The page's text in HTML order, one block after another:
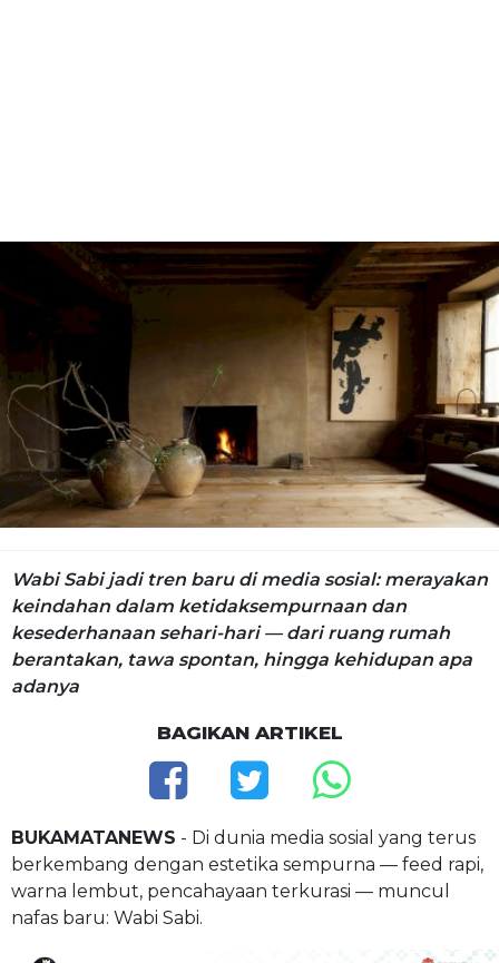
Wabi Sabi jadi tren baru di media sosial: merayakan
keindahan dalam ketidaksempurnaan dan
kesederhanaan sehari-hari — dari ruang rumah
berantakan, tawa spontan, hingga kehidupan apa
adanya
BAGIKAN ARTIKEL
BUKAMATANEWS - Di dunia media sosial yang terus
berkembang dengan estetika sempurna — feed rapi,
warna lembut, pencahayaan terkurasi — muncul
nafas baru: Wabi Sabi.